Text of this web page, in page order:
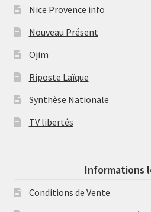
Nice Provence info
Nouveau Présent
Ojim
Riposte Laïque
Synthèse Nationale
TV libertés
Informations
Conditions de Vente